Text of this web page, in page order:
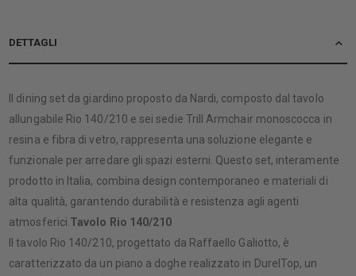
DETTAGLI
Il dining set da giardino proposto da Nardi, composto dal tavolo
allungabile Rio 140/210 e sei sedie Trill Armchair monoscocca in
resina e fibra di vetro, rappresenta una soluzione elegante e
funzionale per arredare gli spazi esterni. Questo set, interamente
prodotto in Italia, combina design contemporaneo e materiali di
alta qualità, garantendo durabilità e resistenza agli agenti
atmosferici.​ Tavolo Rio 140/210
Il tavolo Rio 140/210, progettato da Raffaello Galiotto, è
caratterizzato da un piano a doghe realizzato in DurelTop, un